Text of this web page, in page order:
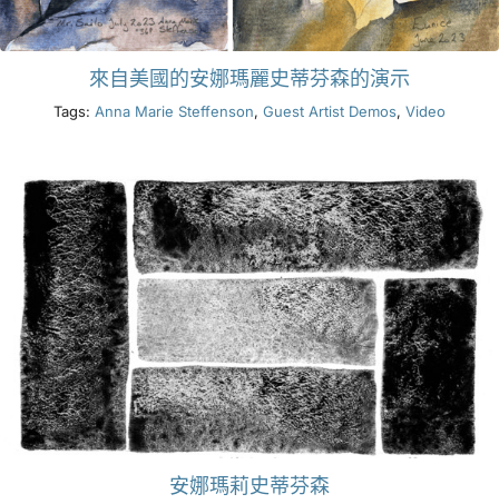
來自美國的安娜瑪麗史蒂芬森的演示
Tags: Anna Marie Steffenson, Guest Artist Demos, Video
安娜瑪莉史蒂芬森